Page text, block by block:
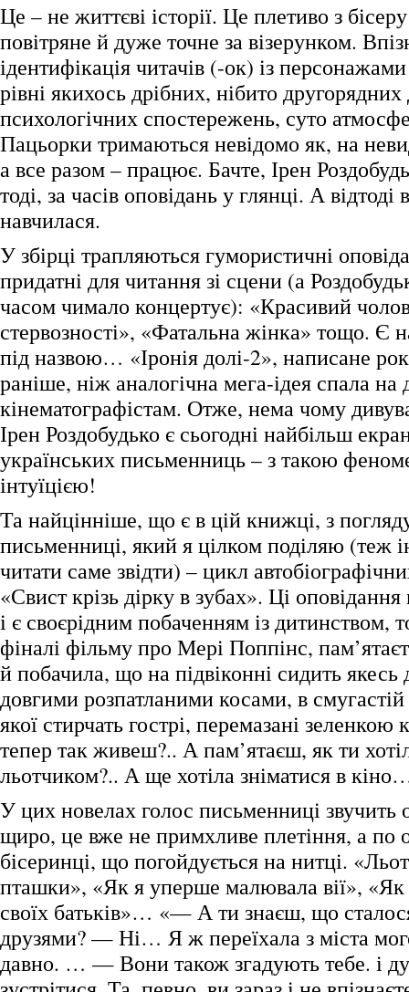
Це – не життєві історії. Це плетиво з
повітряне й дуже точне за візерунком.
ідентифікація читачів (-ок) із
рівні якихось дрібних, нібито
психологічних спостережень, суто
Пацьорки тримаються невідомо як, на
а все разом – працює. Бачте, Ірен
тоді, за часів оповідань у глянці. А
навчилася.
У збірці трапляються гумористичні
придатні для читання зі сцени (а
часом чимало концертує): «Красивий
стервозності», «Фатальна жінка» тощо. Є
під назвою… «Іронія долі-2», написане
раніше, ніж аналогічна мега-ідея спала
кінематографістам. Отже, нема чому
Ірен Роздобудько є сьогодні найбільш
українських письменниць – з такою
інтуїцією!
Та найцінніше, що є в цій книжці, з
письменниці, який я цілком поділяю (теж
читати саме звідти) – цикл
«Свист крізь дірку в зубах». Ці
і є своєрідним побаченням із дитинством,
фіналі фільму про Мері Поппінс,
й побачила, що на підвіконні сидить якесь
довгими розпатланими косами, в смугастій
якої стирчать гострі, перемазані
тепер так живеш?.. А пам’ятаєш, як ти
льотчиком?.. А ще хотіла зніматися в
У цих новелах голос письменниці звучить
щиро, це вже не примхливе плетіння, а по
бісеринці, що погойдується на нитці.
пташки», «Як я уперше малювала вії», «Як
своїх батьків»… «— А ти знаєш, що
друзями? — Ні… Я ж переїхала з міста
давно. … — Вони також згадують тебе. і